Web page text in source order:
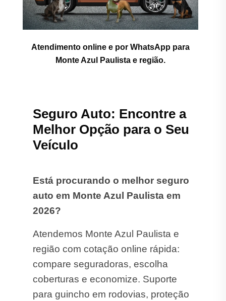
Atendimento online e por WhatsApp para
Monte Azul Paulista e região.
Seguro Auto: Encontre a
Melhor Opção para o Seu
Veículo
Está procurando o melhor seguro
auto em Monte Azul Paulista em
2026?
Atendemos Monte Azul Paulista e
região com cotação online rápida:
compare seguradoras, escolha
coberturas e economize. Suporte
para guincho em rodovias, proteção